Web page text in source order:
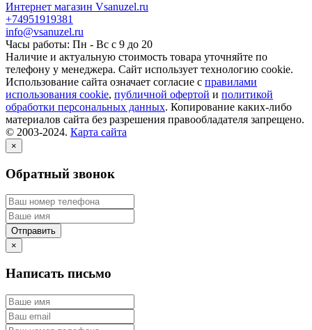
Интернет магазин Vsanuzel.ru
+74951919381
info@vsanuzel.ru
Часы работы: Пн - Вс с 9 до 20
Наличие и актуальную стоимость товара уточняйте по
телефону у менеджера. Сайт использует технологию cookie.
Использование сайта означает согласие с правилами
использования cookie, публичной офертой и политикой
обработки персональных данных. Копирование каких-либо
материалов сайта без разрешения правообладателя запрещено.
© 2003-2024. Карта сайта
×
Обратный звонок
×
Написать письмо